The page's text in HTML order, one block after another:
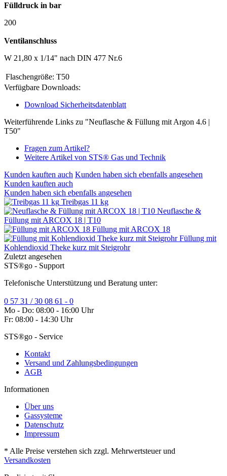
Fülldruck in bar
200
Ventilanschluss
W 21,80 x 1/14" nach DIN 477 Nr.6
Flaschengröße: T50
Verfügbare Downloads:
Download Sicherheitsdatenblatt
Weiterführende Links zu "Neuflasche & Füllung mit Argon 4.6 |
T50"
Fragen zum Artikel?
Weitere Artikel von STS® Gas und Technik
Kunden kauften auch Kunden haben sich ebenfalls angesehen
Kunden kauften auch
Kunden haben sich ebenfalls angesehen
Treibgas 11 kg
Neuflasche &
Füllung mit ARCOX 18 | T10
Füllung mit ARCOX 18
Füllung mit
Kohlendioxid Theke kurz mit Steigrohr
Zuletzt angesehen
STS®go - Support
Telefonische Unterstützung und Beratung unter:
0 57 31 / 30 08 61 - 0
Mo - Do: 08:00 - 16:00 Uhr
Fr: 08:00 - 14:30 Uhr
STS®go - Service
Kontakt
Versand und Zahlungsbedingungen
AGB
Informationen
Über uns
Gassysteme
Datenschutz
Impressum
* Alle Preise verstehen sich zzgl. Mehrwertsteuer und
Versandkosten